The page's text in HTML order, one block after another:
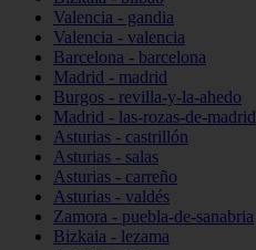
Valencia - gandia
Valencia - valencia
Barcelona - barcelona
Madrid - madrid
Burgos - revilla-y-la-ahedo
Madrid - las-rozas-de-madrid
Asturias - castrillón
Asturias - salas
Asturias - carreño
Asturias - valdés
Zamora - puebla-de-sanabria
Bizkaia - lezama